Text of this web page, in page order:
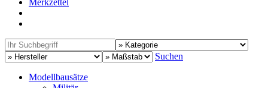
Merkzettel
Suchen
Modellbausätze